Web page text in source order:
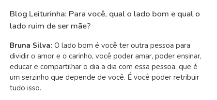
Blog Leiturinha: Para você, qual o lado bom e qual o
lado ruim de ser mãe?
Bruna Silva: O lado bom é você ter outra pessoa para
dividir o amor e o carinho, você poder amar, poder ensinar,
educar e compartilhar o dia a dia com essa pessoa, que é
um serzinho que depende de você. É você poder retribuir
tudo isso.